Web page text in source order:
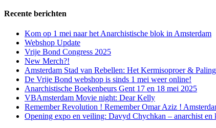
Recente berichten
Kom op 1 mei naar het Anarchistische blok in Amsterdam
Webshop Update
Vrije Bond Congress 2025
New Merch?!
Amsterdam Stad van Rebellen: Het Kermisoproer &
De Vrije Bond webshop is sinds 1 mei weer online!
Anarchistische Boekenbeurs Gent 17 en 18 mei 2025
VBAmsterdam Movie night: Dear Kelly
Remember Revolution ! Remember Omar Aziz !
Opening expo en veiling: Davyd Chychkan – anarchist en